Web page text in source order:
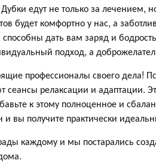
едут не только за
будет комфортно у нас, а
дать вам заряд и
подход, а
профессионалы своего дела!
сеансы релаксации и адаптации.
к этому полноценное и
и вы получите практически
каждому и мы постарались